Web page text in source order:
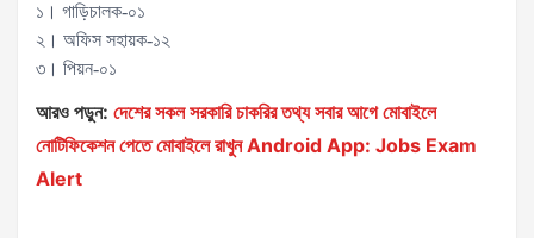
১। গাড়িচালক-০১
২। অফিস সহায়ক-১২
৩। পিয়ন-০১
আরও পড়ুন: দেশের সকল সরকারি চাকরির তথ্য সবার আগে মোবাইলে
নোটিফিকেশন পেতে মোবাইলে রাখুন Android App: Jobs Exam
Alert